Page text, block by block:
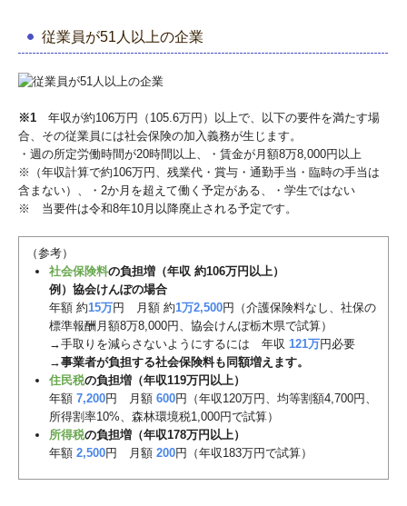
従業員が51人以上の企業
※1 年収が約106万円（105.6万円）以上で、以下の要件を満たす場
合、その従業員には社会保険の加入義務が生じます。
・週の所定労働時間が20時間以上、・賃金が月額8万8,000円以上
※（年収計算で約106万円、残業代・賞与・通勤手当・臨時の手当は
含まない）、・2か月を超えて働く予定がある、・学生ではない
※ 当要件は令和8年10月以降廃止される予定です。
（参考）
社会保険料の負担増（年収 約106万円以上）
例）協会けんぽの場合
年額 約15万円 月額 約1万2,500円（介護保険料なし、社保の
標準報酬月額8万8,000円、協会けんぽ栃木県で試算）
→手取りを減らさないようにするには 年収 121万円必要
→事業者が負担する社会保険料も同額増えます。
住民税の負担増（年収119万円以上）
年額 7,200円 月額 600円（年収120万円、均等割額4,700円、
所得割率10%、森林環境税1,000円で試算）
所得税の負担増（年収178万円以上）
年額 2,500円 月額 200円（年収183万円で試算）